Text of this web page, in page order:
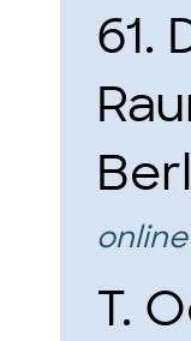
61.
T.